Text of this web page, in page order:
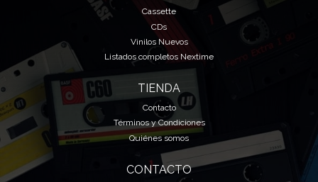
Cassette
CDs
Vinilos Nuevos
Listados completos Nextime
TIENDA
Contacto
Términos y Condiciones
Quiénes somos
CONTACTO